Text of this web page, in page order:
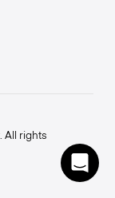
All rights